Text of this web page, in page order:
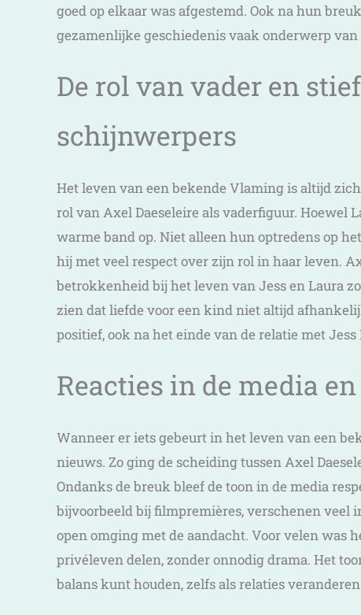
goed op elkaar was afgestemd. Ook na hun
gezamenlijke geschiedenis vaak onderwerp
De rol van vader en
schijnwerpers
Het leven van een bekende Vlaming is altijd
rol van Axel Daeseleire als vaderfiguur. Hoewel
warme band op. Niet alleen hun optredens op
hij met veel respect over zijn rol in haar leven.
betrokkenheid bij het leven van Jess en Laura
zien dat liefde voor een kind niet altijd
positief, ook na het einde van de relatie met Jess
Reacties in de media
Wanneer er iets gebeurt in het leven van een
nieuws. Zo ging de scheiding tussen Axel
Ondanks de breuk bleef de toon in de media
bijvoorbeeld bij filmpremières, verschenen
open omging met de aandacht. Voor velen was
privéleven delen, zonder onnodig drama. Het
balans kunt houden, zelfs als relaties